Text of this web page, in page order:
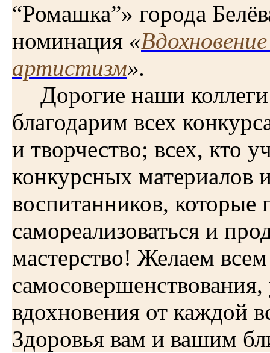
“Ромашка”» города
номинация «
артистизм».
Дорогие наши
благодарим всех
и творчество; всех, кто
конкурсных материалов
воспитанников, которые
самореализоваться и
мастерство! Желаем
вдохновения от каждой
Здоровья вам и вашим